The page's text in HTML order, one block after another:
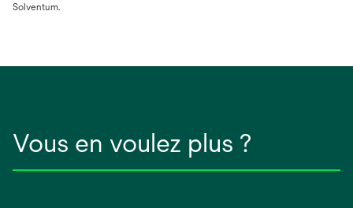
Solventum.
Vous en voulez plus ?